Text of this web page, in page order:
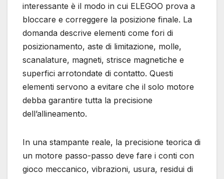
interessante è il modo in cui ELEGOO prova a
bloccare e correggere la posizione finale. La
domanda descrive elementi come fori di
posizionamento, aste di limitazione, molle,
scanalature, magneti, strisce magnetiche e
superfici arrotondate di contatto. Questi
elementi servono a evitare che il solo motore
debba garantire tutta la precisione
dell’allineamento.
In una stampante reale, la precisione teorica di
un motore passo-passo deve fare i conti con
gioco meccanico, vibrazioni, usura, residui di